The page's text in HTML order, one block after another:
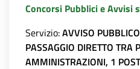
Concorsi Pubblici e Avvisi
Servizio:AVVISO
PASSAGGIO DIRETTO TRA
AMMINISTRAZIONI, 1